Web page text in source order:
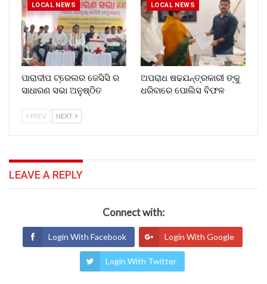
LOCAL NEWS
ପାରାଦୀପ ଟ୍ରେଲର ଜେସିସି ର
ସାଧାରଣ ସଭା ଅନୁଷ୍ଠିତ
LOCAL NEWS
ଅପରାଧ ଷଢଯନ୍ତ୍ରକାରୀ ଙ୍କୁ
ଧରିବାରେ ପୋଲିସ ବିଫଳ
PREV NEXT
LEAVE A REPLY
Connect with:
Login With Facebook Login With Google
Login With Twitter